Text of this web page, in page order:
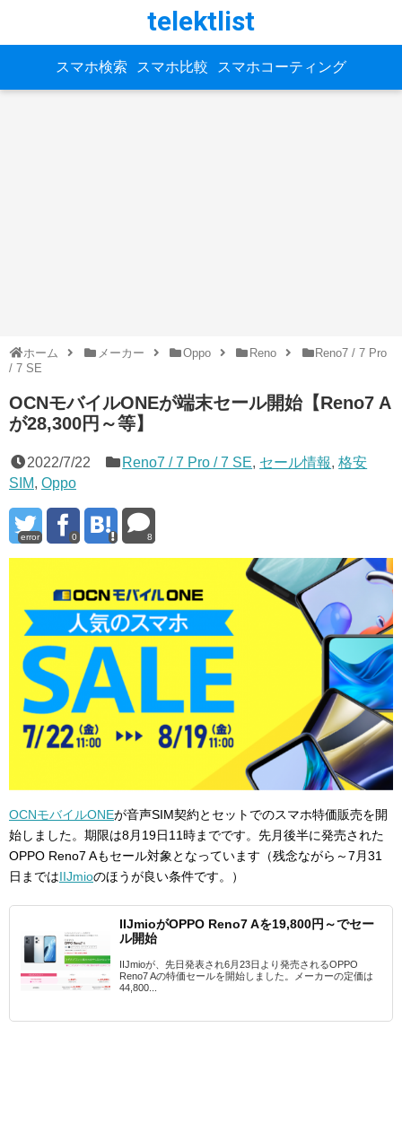
telektlist
スマホ検索 スマホ比較 スマホコーティング
ホーム メーカー Oppo Reno
Reno7 / 7 Pro
/ 7 SE
OCNモバイルONEが端末セール開始【Reno7 A
が28,300円～等】
2022/7/22 Reno7 / 7 Pro / 7 SE, セール情報,格安
SIM, Oppo
error 0 8
OCNモバイルONEが音声SIM契約とセットでのスマホ特価販売を開
始しました。期限は8月19日11時までです。先月後半に発売された
OPPO Reno7 Aもセール対象となっています（残念ながら～7月31
日まではIIJmioのほうが良い条件です。）
IIJmioがOPPO Reno7 Aを19,800円～でセー
ル開始
IIJmioが、先日発表され6月23日より発売されるOPPO
Reno7 Aの特価セールを開始しました。メーカーの定価は
44,800...